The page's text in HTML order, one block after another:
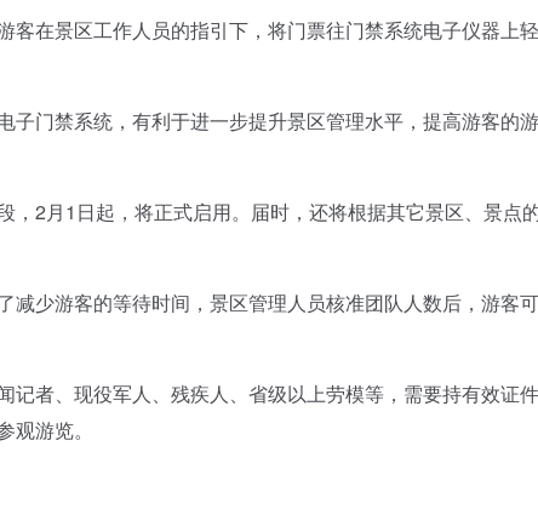
在景区工作人员的指引下，将门票往门禁系统电子仪器上
门禁系统，有利于进一步提升景区管理水平，提高游客的
2月1日起，将正式启用。届时，还将根据其它景区、景点
少游客的等待时间，景区管理人员核准团队人数后，游客
者、现役军人、残疾人、省级以上劳模等，需要持有效证
游览。